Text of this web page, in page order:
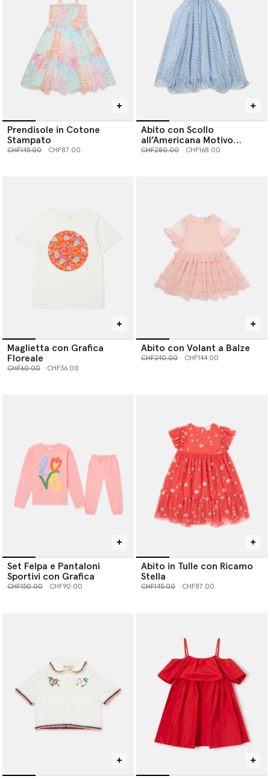
Prendisole in Cotone
Stampato
Prezzo ridotto da
CHF145.00a CHF87.00
Abito con Scollo
all’Americana Motivo
Gingham
Prezzo ridotto da
CHF280.00a CHF168.00
Maglietta con Grafica
Floreale
Prezzo ridotto da
CHF60.00a CHF36.00
Abito con Volant a Balze
Prezzo ridotto da
CHF240.00a CHF144.00
Set Felpa e Pantaloni
Sportivi con Grafica
Prezzo ridotto da
CHF150.00a CHF90.00
Abito in Tulle con Ricamo
Stella
Prezzo ridotto da
CHF145.00a CHF87.00